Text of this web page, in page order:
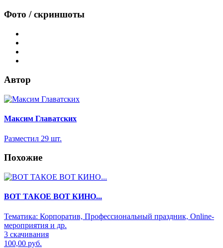
Фото / скриншоты
Автор
Максим Главатских
Разместил 29 шт.
Похожие
ВОТ ТАКОЕ ВОТ КИНО...
Тематика: Корпоратив, Профессиональный праздник, Online-
мероприятия и др.
3 скачивания
100,00 руб.